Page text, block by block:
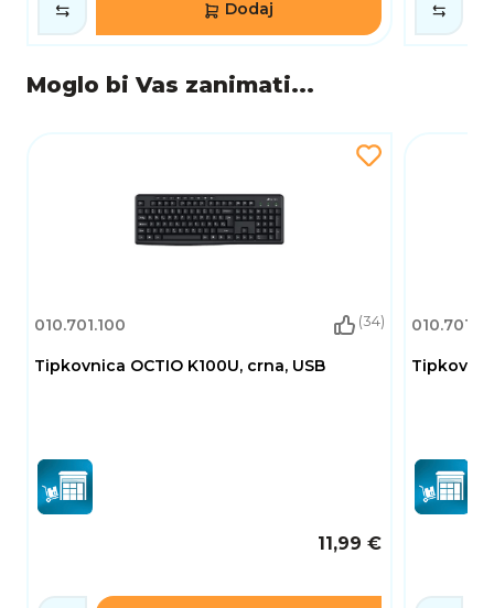
praktičnu tipkovnicu. Idealna je za
svakodnevne zadatke i različite scenarije
Dodaj
Moglo bi Vas zanimati...
010.701.100 (34)
Tipkovnica OCTIO K100U, crna, USB
11,99 €